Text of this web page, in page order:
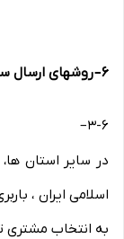
۶–روشهای ارسال
۳-۶–
در سایر استان
اسلامی ایران ،
به انتخاب مشتری